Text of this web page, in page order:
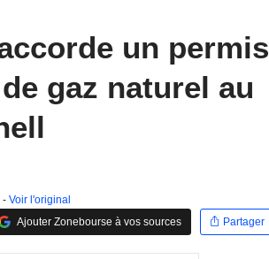
un permis
gaz naturel au
- Voir l'original
Ajouter Zonebourse à vos sources
Partager